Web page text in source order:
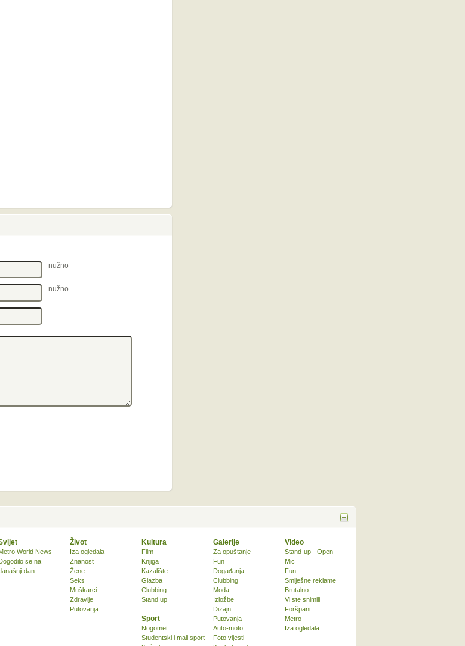
nužno
nužno
World News
se na
dan
Život
Iza ogledala
Znanost
Žene
Seks
Muškarci
Zdravlje
Putovanja
Kultura
Film
Knjiga
Kazalište
Glazba
Clubbing
Stand up
Sport
Nogomet
Studentski i mali sport
Galerije
Za opuštanje
Fun
Događanja
Clubbing
Moda
Izložbe
Dizajn
Putovanja
Auto-moto
Foto vijesti
Video
Stand-up - Open
Mic
Fun
Smiješne reklame
Brutalno
Vi ste snimili
Foršpani
Metro
Iza ogledala